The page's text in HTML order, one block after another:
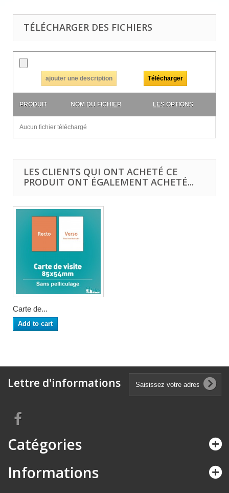
TÉLÉCHARGER DES FICHIERS
ajouter une description
PRODUIT NOM DU FICHIER LES OPTIONS
Aucun fichier téléchargé
LES CLIENTS QUI ONT ACHETÉ CE
PRODUIT ONT ÉGALEMENT ACHETÉ...
Carte de...
Add to cart
Lettre d'informations
Catégories
Informations